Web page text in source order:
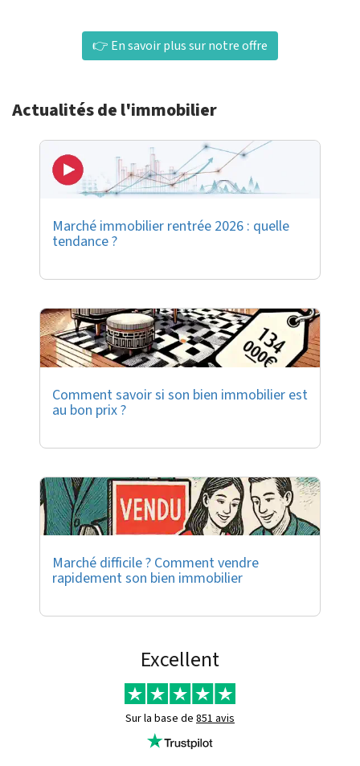
👉 En savoir plus sur notre offre
Actualités de l'immobilier
Marché immobilier rentrée 2026 : quelle
tendance ?
Comment savoir si son bien immobilier est
au bon prix ?
Marché difficile ? Comment vendre
rapidement son bien immobilier
Excellent
Sur la base de 851 avis